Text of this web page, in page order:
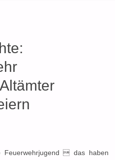
Feuerwehrjugend  das haben